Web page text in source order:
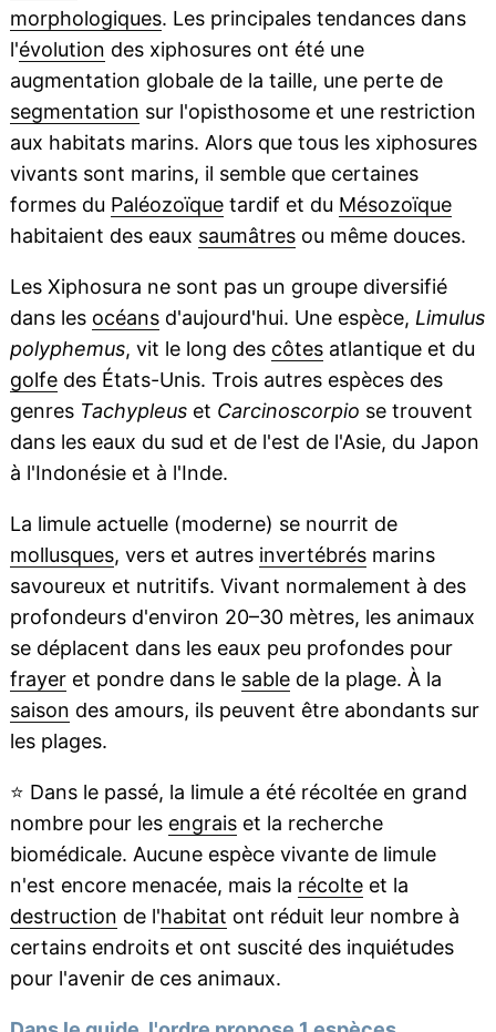
morphologiques. Les principales tendances dans
l'évolution des xiphosures ont été une
augmentation globale de la taille, une perte de
segmentation sur l'opisthosome et une restriction
aux habitats marins. Alors que tous les xiphosures
vivants sont marins, il semble que certaines
formes du Paléozoïquetardif et du Mésozoïque
habitaient des eaux saumâtresou même douces.
Les Xiphosura ne sont pas un groupe diversifié
dans les océansd'aujourd'hui. Une espèce, Limulus
polyphemus, vit le long des côtesatlantique et du
golfedes États-Unis. Trois autres espèces des
genres Tachypleuset Carcinoscorpio se trouvent
dans les eaux du sud et de l'est de l'Asie, du Japon
à l'Indonésie et à l'Inde.
La limule actuelle (moderne) se nourrit de
mollusques, vers et autres invertébrésmarins
savoureux et nutritifs. Vivant normalement à des
profondeurs d'environ 20–30 mètres, les animaux
se déplacent dans les eaux peu profondes pour
frayeret pondre dans le sablede la plage. À la
saison des amours, ils peuvent être abondants sur
les plages.
⭐ Dans le passé, la limule a été récoltée en grand
nombre pour les engraiset la recherche
biomédicale. Aucune espèce vivante de limule
n'est encore menacée, mais la récolteet la
destruction de l'habitat ont réduit leur nombre à
certains endroits et ont suscité des inquiétudes
pour l'avenir de ces animaux.